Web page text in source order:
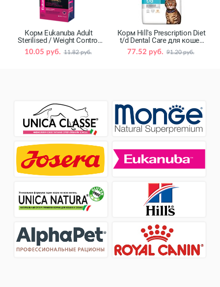
Корм Eukanuba Adult
Sterilised / Weight Сontrol
для кошек (домашняя
птица)
10.05 руб. 11.82 руб.
Корм Hill's Prescription Diet
t/d Dental Care для кошек
(курица)
77.52 руб. 91.20 руб.